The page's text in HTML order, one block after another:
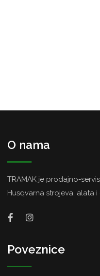
O nama
TRAMAK je prodajno-
Husqvarna strojeva, alata
Poveznice